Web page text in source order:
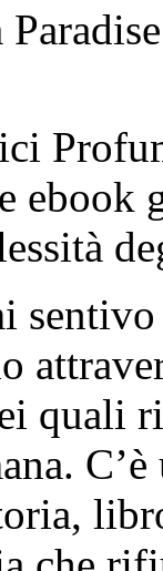
sentivo
quali